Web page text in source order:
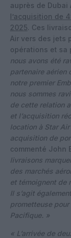
auprès de Dubai
l’acquisition de
2025. Ces
Air vers des jets
opérations et sa
nous avons été
partenaire aérien
notre premier
nous sommes
de cette relation
et l’acquisition
location à Star
acquisition de
commenté John
livraisons
des marchés
et témoignent de
Il s’agit
prometteuse
Pacifique. »
« L’arrivée de